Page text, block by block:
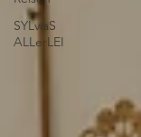
SYLviaS
ALLerLEI